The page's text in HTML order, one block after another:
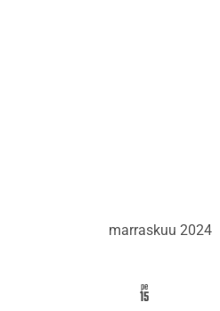
marraskuu 2024
pe
15